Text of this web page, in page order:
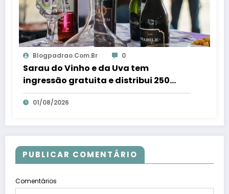
Blogpadrao.com.br 0
Sarau do Vinho e da Uva tem
ingressão gratuita e distribui 250
litros de suco em Santa Teresa – Em
Dia ES
01/08/2026
PUBLICAR COMENTÁRIO
Comentários